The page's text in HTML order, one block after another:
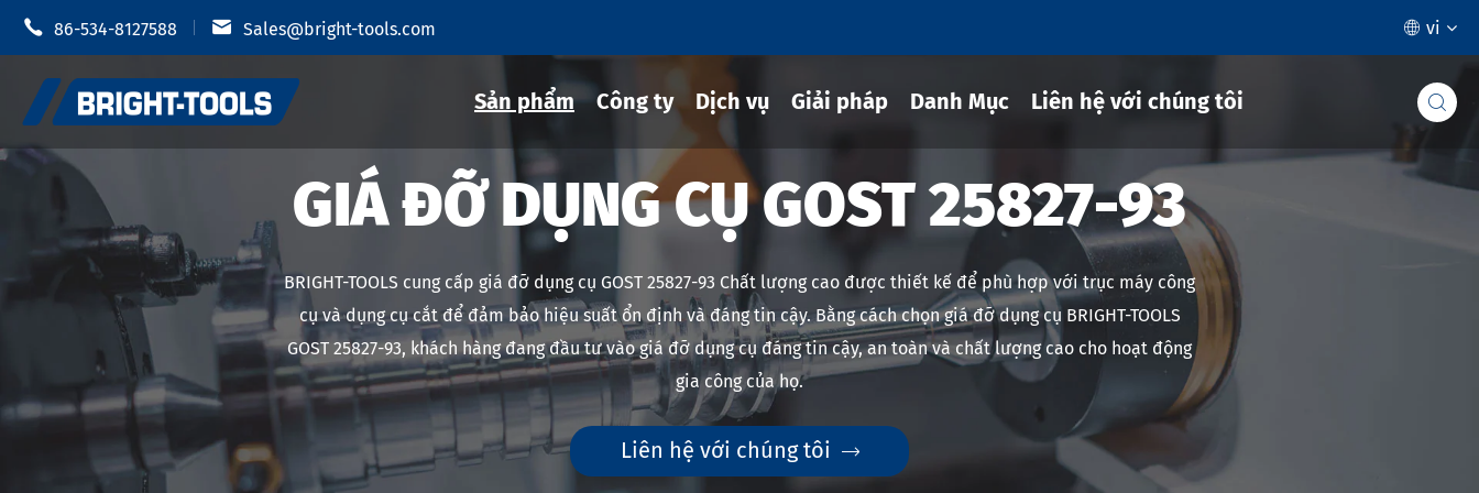
 86-534-8127588  Sales@bright-tools.com  vi
Sản phẩm
Giá đỡ dụng cụ CNC
Công cụ tĩnh và điều khiển
Dụng cụ khoan
Phụ Kiện Giá đỡ dụng cụ
Chống rung
Giá đỡ dụng cụ co rút
Mâm cặp thủy lực
Giá đỡ dụng cụ MOD
Giá đỡ dụng cụ JIS B 6339-bt
Giá đỡ dụng cụ JIS B 6339-bbt
Giá đỡ dụng cụ JIS B 6339-nbt
Công ty Dịch vụ Giải pháp Danh Mục Liên hệ với chúng tôi 
GIÁ ĐỠ DỤNG CỤ GOST 25827-93
BRIGHT-TOOLS cung cấp giá đỡ dụng cụ GOST 25827-93 Chất lượng cao được thiết kế để phù hợp với trục máy công
cụ và dụng cụ cắt để đảm bảo hiệu suất ổn định và đáng tin cậy. Bằng cách chọn giá đỡ dụng cụ BRIGHT-TOOLS
GOST 25827-93, khách hàng đang đầu tư vào giá đỡ dụng cụ đáng tin cậy, an toàn và chất lượng cao cho hoạt động
gia công của họ.
Liên hệ với chúng tôi 